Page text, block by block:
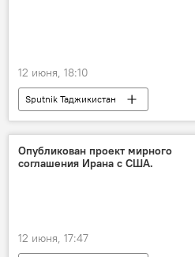
12 июня, 18:10
Sputnik Таджикистан
Опубликован проект мирного
соглашения Ирана с США.
12 июня, 17:47